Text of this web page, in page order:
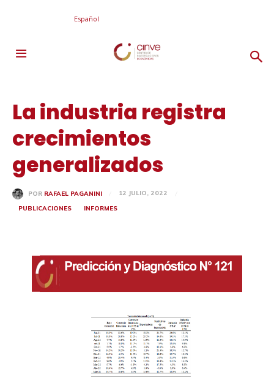
Español
La industria registra
crecimientos
generalizados
POR RAFAEL PAGANINI
12 JULIO, 2022
PUBLICACIONES
INFORMES